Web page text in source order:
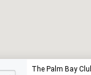
The Palm Bay